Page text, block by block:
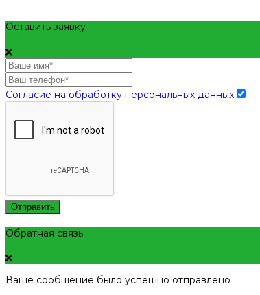
Оставить заявку
Согласие на обработку персональных данных
Отправить
Обратная связь
Ваше сообщение было успешно отправлено